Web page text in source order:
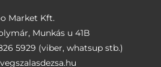
Market Kft.
Munkás u 41B
5929 (viber, whatsup stb.)